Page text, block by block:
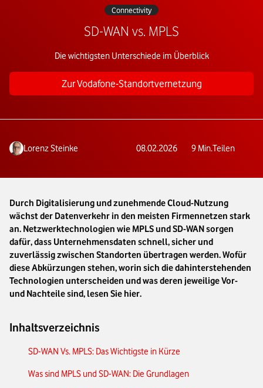
Connectivity
SD-WAN vs. MPLS
Die wichtigsten Unterschiede im Überblick
Zur Vodafone-Standortvernetzung
Lorenz Steinke 08.02.2026 9 Min.Teilen
Durch Digitalisierung und zunehmende Cloud-Nutzung
wächst der Datenverkehr in den meisten Firmennetzen stark
an. Netzwerktechnologien wie MPLS und SD-WAN sorgen
dafür, dass Unternehmensdaten schnell, sicher und
zuverlässig zwischen Standorten übertragen werden. Wofür
diese Abkürzungen stehen, worin sich die dahinterstehenden
Technologien unterscheiden und was deren jeweilige Vor-
und Nachteile sind, lesen Sie hier.
Inhaltsverzeichnis
SD-WAN Vs. MPLS: Das Wichtigste in Kürze
Was sind MPLS und SD-WAN: Die Grundlagen